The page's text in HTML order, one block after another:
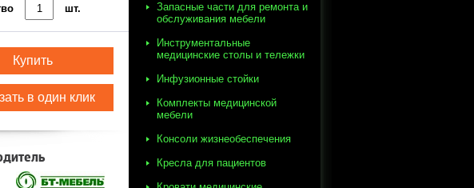
шт.
Купить
в один клик
Запасные части для ремонта и
обслуживания мебели
Инструментальные
медицинские столы и тележки
Инфузионные стойки
Комплекты медицинской
мебели
Консоли жизнеобеспечения
Кресла для пациентов